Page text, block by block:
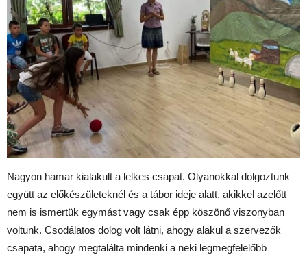
Nagyon hamar kialakult a lelkes csapat. Olyanokkal dolgoztunk
együtt az előkészületeknél és a tábor ideje alatt, akikkel azelőtt
nem is ismertük egymást vagy csak épp köszönő viszonyban
voltunk. Csodálatos dolog volt látni, ahogy alakul a szervezők
csapata, ahogy megtalálta mindenki a neki legmegfelelőbb